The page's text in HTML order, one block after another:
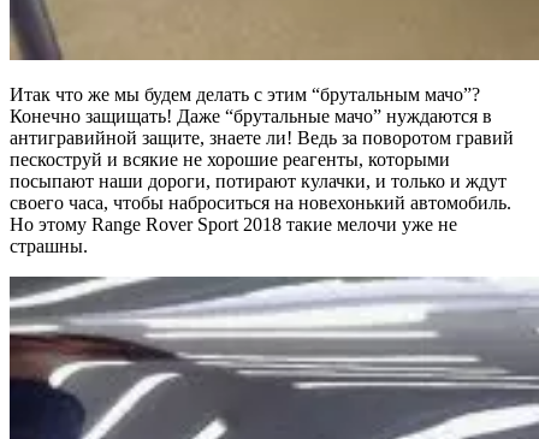
Итак что же мы будем делать с этим “брутальным мачо”?
Конечно защищать! Даже “брутальные мачо” нуждаются в
антигравийной защите, знаете ли! Ведь за поворотом гравий
пескоструй и всякие не хорошие реагенты, которыми
посыпают наши дороги, потирают кулачки, и только и ждут
своего часа, чтобы наброситься на новехонький автомобиль.
Но этому Range Rover Sport 2018 такие мелочи уже не
страшны.